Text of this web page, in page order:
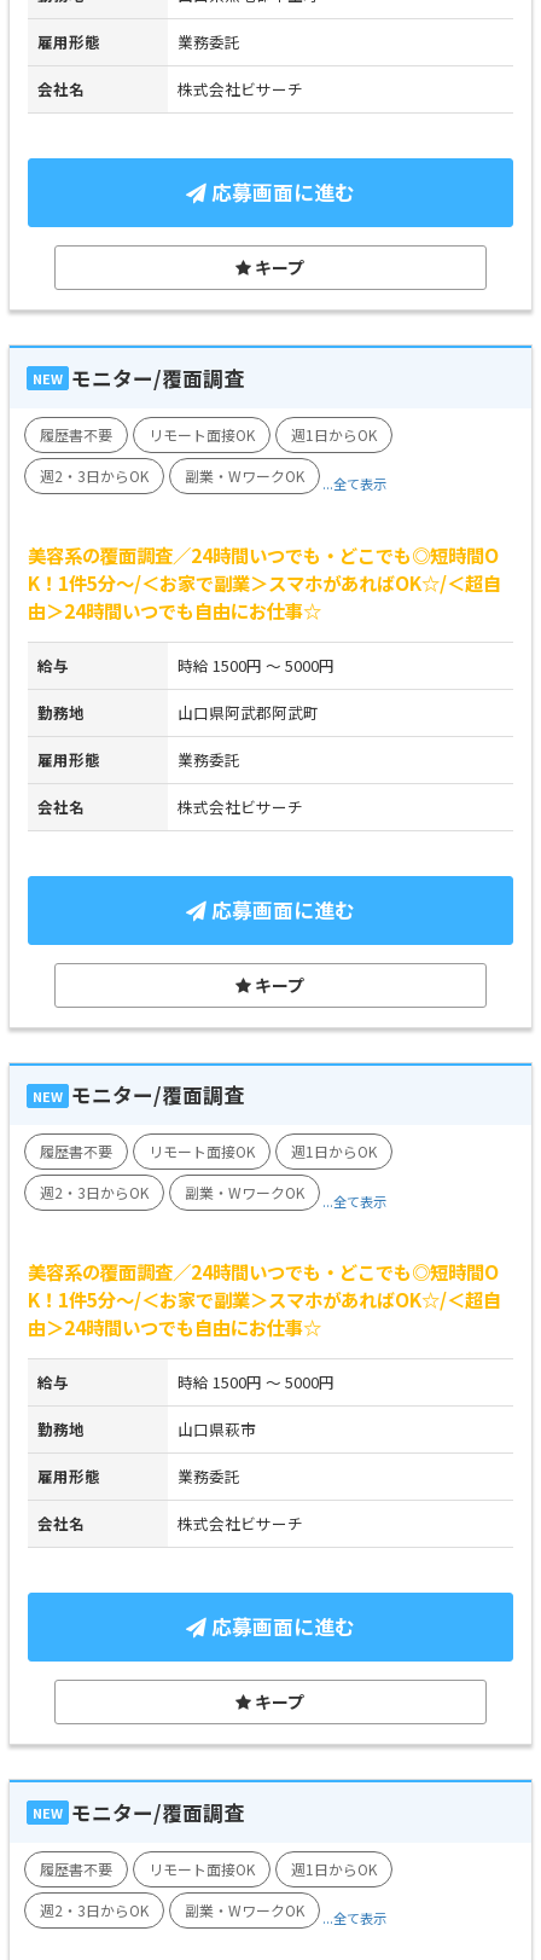
雇用形態 業務委託
会社名 株式会社ビサーチ
応募画面に進む
キープ
NEW モニター/覆面調査
履歴書不要 リモート面接OK
週1日からOK
週2・3日からOK
副業・WワークOK ...全て表示
美容系の覆面調査／24時間いつでも・どこでも◎短時間O
K！1件5分～/＜お家で副業＞スマホがあればOK☆/＜超自
由＞24時間いつでも自由にお仕事☆
給与 時給 1500円 ～ 5000円
勤務地 山口県阿武郡阿武町
雇用形態 業務委託
会社名 株式会社ビサーチ
応募画面に進む
キープ
NEW モニター/覆面調査
履歴書不要 リモート面接OK
週1日からOK
週2・3日からOK
副業・WワークOK ...全て表示
美容系の覆面調査／24時間いつでも・どこでも◎短時間O
K！1件5分～/＜お家で副業＞スマホがあればOK☆/＜超自
由＞24時間いつでも自由にお仕事☆
給与 時給 1500円 ～ 5000円
勤務地 山口県萩市
雇用形態 業務委託
会社名 株式会社ビサーチ
応募画面に進む
キープ
NEW モニター/覆面調査
履歴書不要 リモート面接OK
週1日からOK
週2・3日からOK
副業・WワークOK ...全て表示